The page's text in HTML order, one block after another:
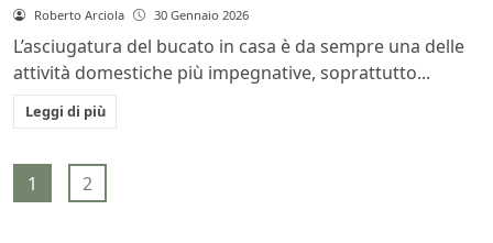
Roberto Arciola 30 Gennaio 2026
L’asciugatura del bucato in casa è da sempre una delle
attività domestiche più impegnative, soprattutto...
Leggi di più
1 2